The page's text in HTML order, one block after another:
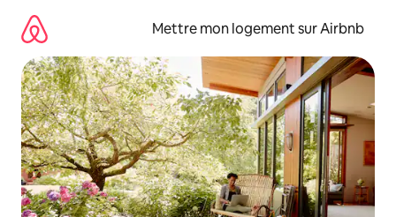
directement
contenu
Mettre mon logement sur Airbnb